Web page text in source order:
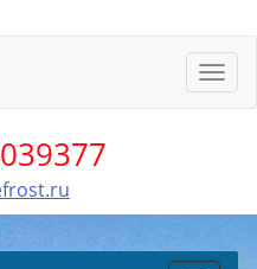
меню